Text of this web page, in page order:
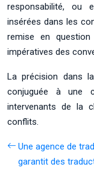
responsabilité, ou
insérées dans les
remise en question
impératives des
La précision dans
conjuguée à une
intervenants de la
conflits.
Une agence de
garantit des